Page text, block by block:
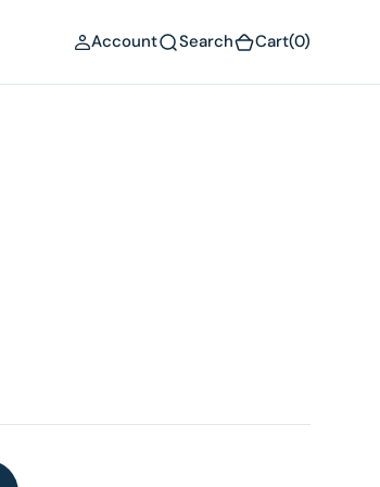
Account Search Cart(0)